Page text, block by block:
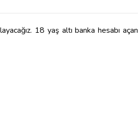
18 yaş altı banka hesabı açan